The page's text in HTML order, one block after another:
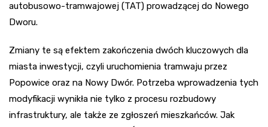
autobusowo-tramwajowej (TAT) prowadzącej do Nowego
Dworu.
Zmiany te są efektem zakończenia dwóch kluczowych dla
miasta inwestycji, czyli uruchomienia tramwaju przez
Popowice oraz na Nowy Dwór. Potrzeba wprowadzenia tych
modyfikacji wynikła nie tylko z procesu rozbudowy
infrastruktury, ale także ze zgłoszeń mieszkańców. Jak